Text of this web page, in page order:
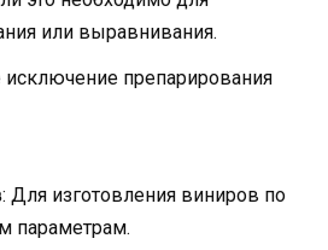
или выравнивания.
препарирования
: Для изготовления виниров по
параметрам.